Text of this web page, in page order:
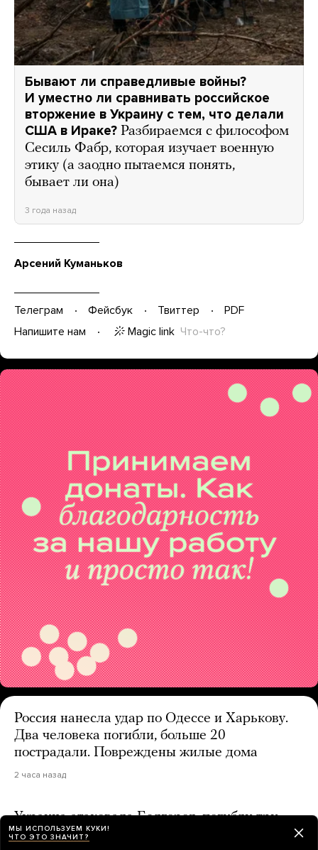
Бывают ли справедливые войны?
И уместно ли сравнивать российское
вторжение в Украину с тем, что делали
США в Ираке? Разбираемся с философом
Сесиль Фабр, которая изучает военную
этику (а заодно пытаемся понять,
бывает ли она)
3 года назад
Арсений Куманьков
Телеграм Фейсбук Твиттер
PDF
Напишите нам
Magic link Что-что?
Россия нанесла удар по Одессе и Харькову.
Два человека погибли, больше 20
пострадали. Повреждены жилые дома
2 часа назад
Украина атаковала Белгород, погибли три
человека, пострадали 25. В Новороссийске
МЫ ИСПОЛЬЗУЕМ КУКИ!
ЧТО ЭТО ЗНАЧИТ?